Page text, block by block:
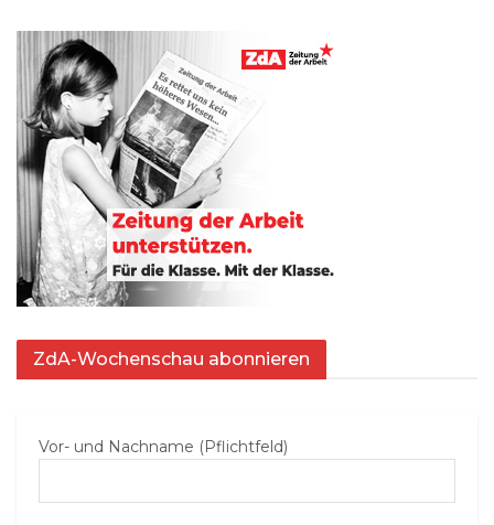
ZdA-Wochenschau abonnieren
Vor- und Nachname (Pflichtfeld)